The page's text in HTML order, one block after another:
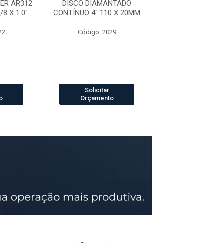
AR312
8 X 1.0"
DISCO DIAMANTADO
CONTÍNUO 4" 110 X 20MM
Código: 2029
Solicitar
Orçamento